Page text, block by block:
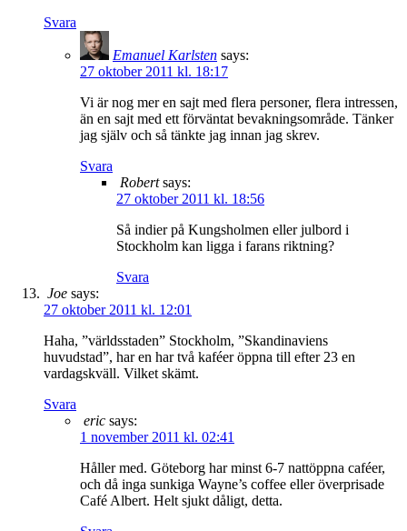
Svara
Emanuel Karlsten says:
27 oktober 2011 kl. 18:17
Vi är nog mer en sajt med flera personer, flera intressen,
än en sajt med ett förväntat bevakningsområde. Tänker
jag själv och så tänkte jag innan jag skrev.
Svara
Robert says:
27 oktober 2011 kl. 18:56
Så indier på Kungsholmen eller julbord i
Stockholm kan ligga i farans riktning?
Svara
Joe says:
27 oktober 2011 kl. 12:01
Haha, ”världsstaden” Stockholm, ”Skandinaviens
huvudstad”, har en har två kaféer öppna till efter 23 en
vardagskväll. Vilket skämt.
Svara
eric says:
1 november 2011 kl. 02:41
Håller med. Göteborg har minst 6-7 nattöppna caféer,
och då inga sunkiga Wayne’s coffee eller överprisade
Café Albert. Helt sjukt dåligt, detta.